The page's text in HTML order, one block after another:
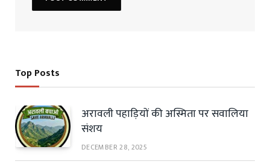
Top Posts
अरावली पहाड़ियों की अस्मिता पर सवालिया
संशय
DECEMBER 28, 2025